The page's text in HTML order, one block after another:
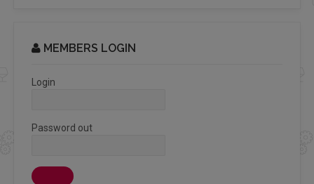
MEMBERS LOGIN
Login
Password out